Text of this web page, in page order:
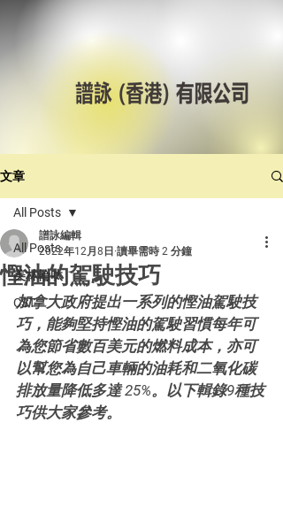
文章
All Posts
美林輪呔
CST
All Posts
慳油的駕駛技巧
譜詠編輯
2022年12月8日 讀畢需時 2 分鐘
加拿大政府提出一系列的慳油駕駛技
巧，能夠堅持慳油的駕駛習慣每年可
為您節省數百美元的燃料成本，亦可
以幫您為自己車輛的油耗和二氧化碳
排放量降低多達 25%。以下輯錄9種技
巧供大家參考。